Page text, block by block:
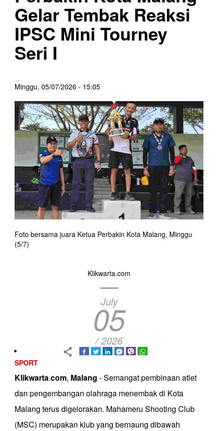
Gelar Tembak Reaksi
IPSC Mini Tourney
Seri I
Minggu, 05/07/2026 - 15:05
Foto bersama juara Ketua Perbakin Kota Malang, Minggu
(5/7)
Klikwarta.com
July
05
/ 2026
SPORT
Klikwarta.com, Malang - Semangat pembinaan atlet
dan pengembangan olahraga menembak di Kota
Malang terus digelorakan. Mahameru Shooting Club
(MSC) merupakan klub yang bernaung dibawah